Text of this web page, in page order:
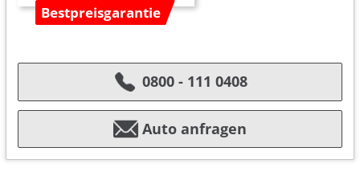
Bestpreisgarantie
0800 - 111 0408
Auto anfragen